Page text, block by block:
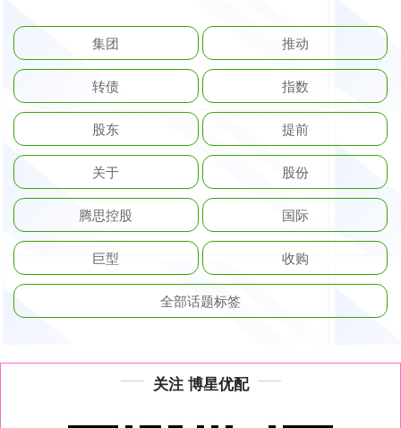
集团 推动
转债 指数
股东 提前
关于 股份
腾思控股 国际
巨型 收购
全部话题标签
关注 博星优配